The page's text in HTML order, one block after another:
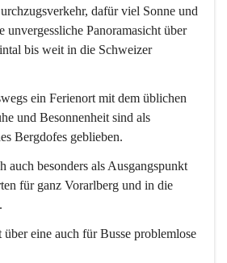
dafür viel Sonne und
unvergessliche Panoramasicht über
bis weit in die Schweizer
ein Ferienort mit dem üblichen
und Besonnenheit sind als
Bergdofes geblieben.
auch besonders als Ausgangspunkt
für ganz Vorarlberg und in die
eine auch für Busse problemlose